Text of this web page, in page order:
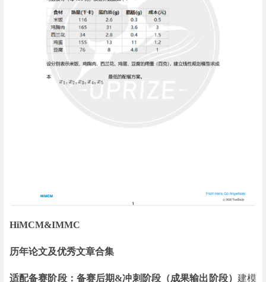
HiMCM&IMMC
历年论文及优秀文章合集
适配备赛阶段：备赛后期&冲刺阶段（成果输出阶段） 建模